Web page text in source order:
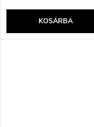
KOSÁRBA